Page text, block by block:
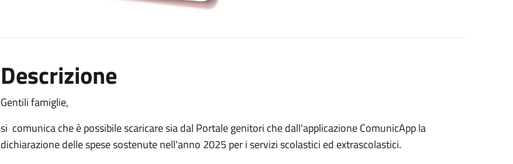
Descrizione
Gentili famiglie,
si comunica che è possibile scaricare sia dal Portale genitori che dall'applicazione ComunicApp la
dichiarazione delle spese sostenute nell'anno 2025 per i servizi scolastici ed extrascolastici.